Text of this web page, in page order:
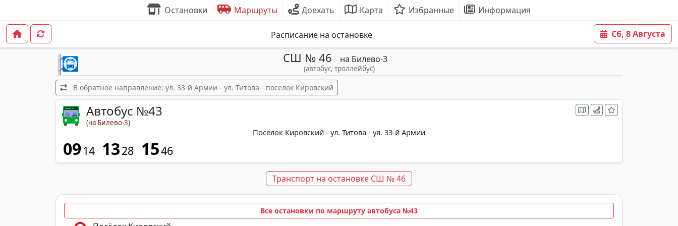
Остановки Маршруты Доехать Карта Избранные Информация
Расписание на остановке Сб, 8 Августа
СШ № 46 на Билево-3
(автобус, троллейбус)
В обратное направление: ул. 33-й Армии - ул. Титова - посёлок Кировский
Автобус №43
(на Билево-3)
Посёлок Кировский - ул. Титова - ул. 33-й Армии
0914 1328 1546
Транспорт на остановке СШ № 46
Все остановки по маршруту автобуса №43